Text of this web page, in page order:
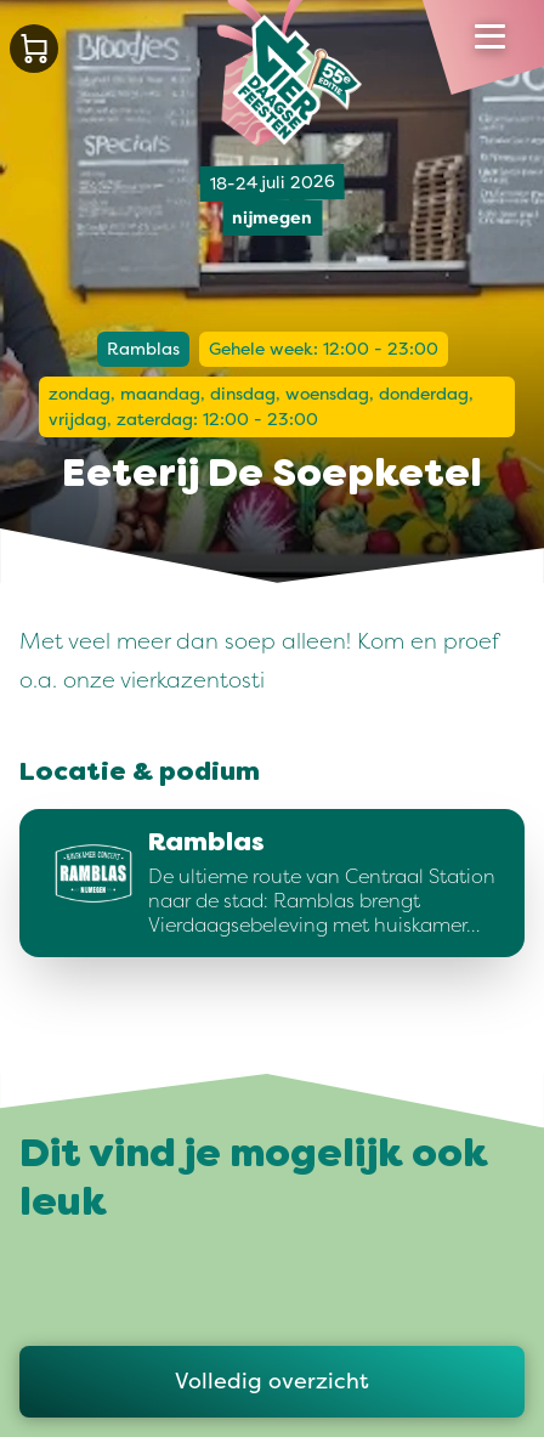
18-24 juli 2026
nijmegen
Ramblas Gehele week: 12:00 - 23:00
zondag, maandag, dinsdag, woensdag, donderdag,
vrijdag, zaterdag: 12:00 - 23:00
Eeterij De Soepketel
Met veel meer dan soep alleen! Kom en proef
o.a. onze vierkazentosti
Locatie & podium
Ramblas
De ultieme route van Centraal Station
naar de stad: Ramblas brengt
Vierdaagsebeleving met huiskamer…
Dit vind je mogelijk ook
leuk
Volledig overzicht